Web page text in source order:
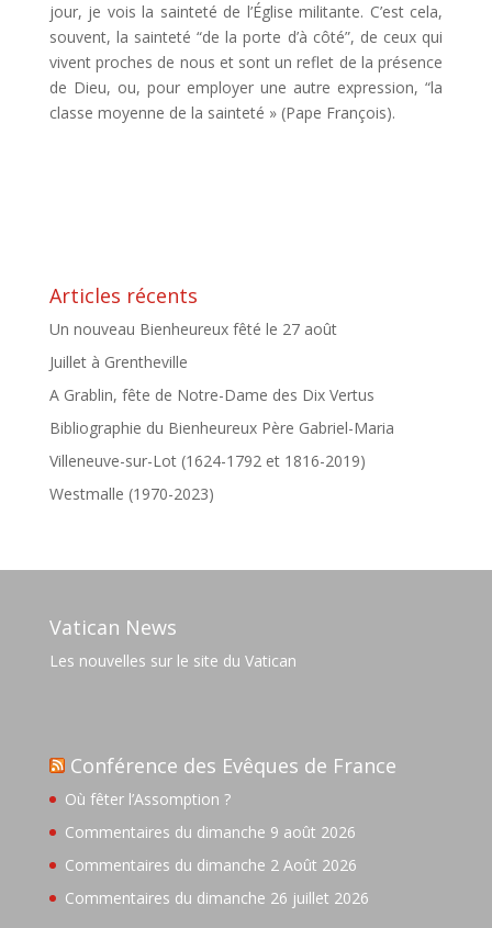
jour, je vois la sainteté de l’Église militante. C’est cela,
souvent, la sainteté “de la porte d’à côté”, de ceux qui
vivent proches de nous et sont un reflet de la présence
de Dieu, ou, pour employer une autre expression, “la
classe moyenne de la sainteté » (Pape François).
Articles récents
Un nouveau Bienheureux fêté le 27 août
Juillet à Grentheville
A Grablin, fête de Notre-Dame des Dix Vertus
Bibliographie du Bienheureux Père Gabriel-Maria
Villeneuve-sur-Lot (1624-1792 et 1816-2019)
Westmalle (1970-2023)
Vatican News
Les nouvelles sur le site du Vatican
Conférence des Evêques de France
Où fêter l’Assomption ?
Commentaires du dimanche 9 août 2026
Commentaires du dimanche 2 Août 2026
Commentaires du dimanche 26 juillet 2026